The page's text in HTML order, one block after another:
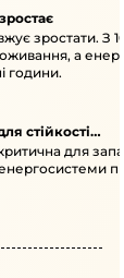
зростати. З
а
години.
стійкості
для